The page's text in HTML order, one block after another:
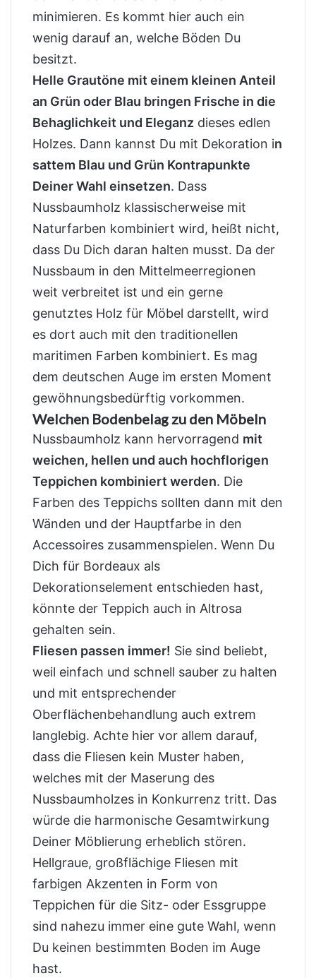
minimieren. Es kommt hier auch ein
wenig darauf an, welche Böden Du
besitzt.
Helle Grautöne mit einem kleinen Anteil
an Grün oder Blau bringen Frische in die
Behaglichkeit und Eleganz dieses edlen
Holzes. Dann kannst Du mit Dekoration in
sattem Blau und Grün Kontrapunkte
Deiner Wahl einsetzen. Dass
Nussbaumholz klassischerweise mit
Naturfarben kombiniert wird, heißt nicht,
dass Du Dich daran halten musst. Da der
Nussbaum in den Mittelmeerregionen
weit verbreitet ist und ein gerne
genutztes Holz für Möbel darstellt, wird
es dort auch mit den traditionellen
maritimen Farben kombiniert. Es mag
dem deutschen Auge im ersten Moment
gewöhnungsbedürftig vorkommen.
Welchen Bodenbelag zu den Möbeln
Nussbaumholz kann hervorragend mit
weichen, hellen und auch hochflorigen
Teppichen kombiniert werden. Die
Farben des Teppichs sollten dann mit den
Wänden und der Hauptfarbe in den
Accessoires zusammenspielen. Wenn Du
Dich für Bordeaux als
Dekorationselement entschieden hast,
könnte der Teppich auch in Altrosa
gehalten sein.
Fliesen passen immer! Sie sind beliebt,
weil einfach und schnell sauber zu halten
und mit entsprechender
Oberflächenbehandlung auch extrem
langlebig. Achte hier vor allem darauf,
dass die Fliesen kein Muster haben,
welches mit der Maserung des
Nussbaumholzes in Konkurrenz tritt. Das
würde die harmonische Gesamtwirkung
Deiner Möblierung erheblich stören.
Hellgraue, großflächige Fliesen mit
farbigen Akzenten in Form von
Teppichen für die Sitz- oder Essgruppe
sind nahezu immer eine gute Wahl, wenn
Du keinen bestimmten Boden im Auge
hast.